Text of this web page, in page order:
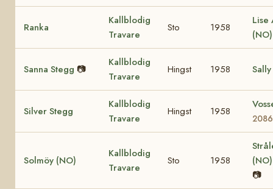
Ranka
Kallblodig
Travare
Sto 1958
Lise
Sanna Stegg 📷
Kallblodig
Travare
Hingst 1958 Sally
Silver Stegg
Kallblodig
Travare
Hingst 1958
Solmöy (NO)
Kallblodig
Travare
Sto 1958
📷